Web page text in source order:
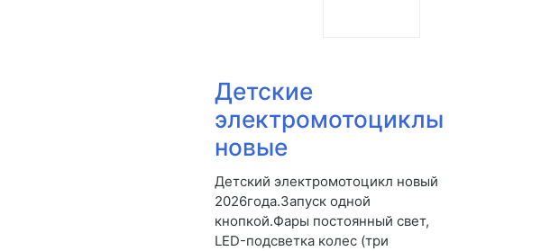
Детские
электромотоциклы
новые
Детский электромотоцикл новый
2026года.Запуск одной
кнопкой.Фары постоянный свет,
LED-подсветка колес (три